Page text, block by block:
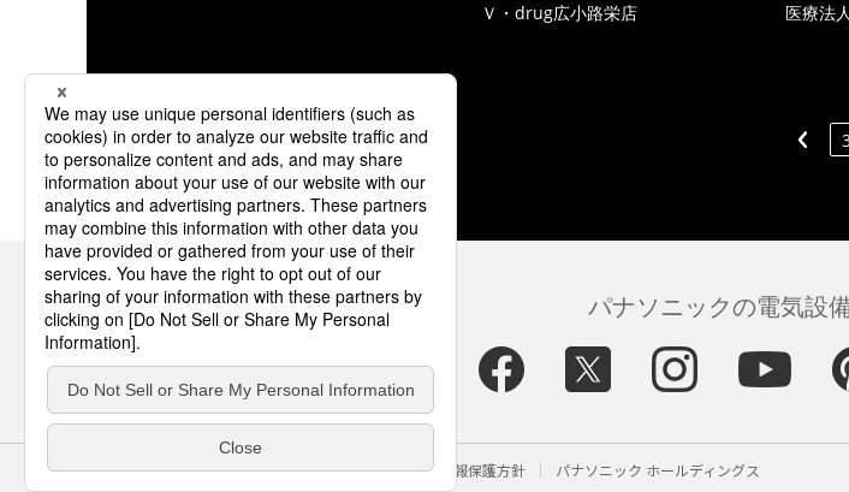
Ｖ・drug広小路栄店 医療法
パナソニックの電気設
サイトのご利用にあたって クッキーポリシー 個人情報保護方針 パナソニック ホールディングス